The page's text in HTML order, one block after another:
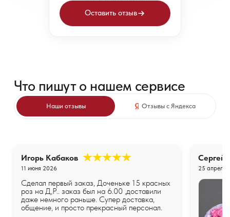
Оставить отзыв
Что пишут о нашем сервисе
Наши отзывы Отзывы с Яндекса
Игорь Кабаков
11 июня 2026
Сделал первый заказ, Доченьке 15 красных
роз на Д,Р.. заказ был на 6.00 ,доставили
даже немного раньше. Супер доставка,
общение, и просто прекрасный персонал.
Сергей
25 апреля